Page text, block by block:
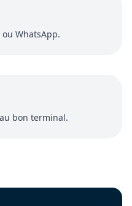
WhatsApp.
bon terminal.